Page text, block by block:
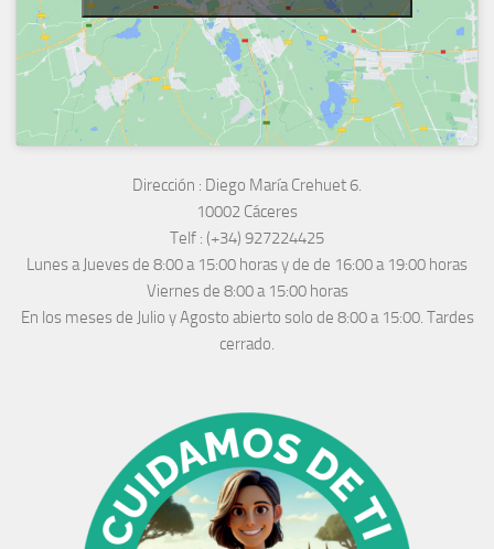
Dirección : Diego María Crehuet 6.
10002 Cáceres
Telf : (+34) 927224425
Lunes a Jueves de 8:00 a 15:00 horas y de de 16:00 a 19:00 horas
Viernes de 8:00 a 15:00 horas
En los meses de Julio y Agosto abierto solo de 8:00 a 15:00. Tardes
cerrado.